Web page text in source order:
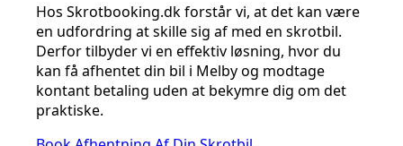
Hos Skrotbooking.dk forstår vi, at det kan være
en udfordring at skille sig af med en skrotbil.
Derfor tilbyder vi en effektiv løsning, hvor du
kan få afhentet din bil i Melby og modtage
kontant betaling uden at bekymre dig om det
praktiske.